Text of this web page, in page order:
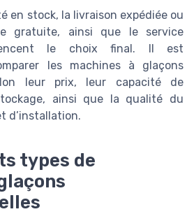
en stock, la livraison expédiée ou
gratuite, ainsi que le service
le choix final. Il est
les machines à glaçons
leur prix, leur capacité de
ainsi que la qualité du
d’installation.
types de